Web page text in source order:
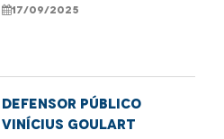
combate ao
17/09/2025
Defensor Público
Vinícius Goulart